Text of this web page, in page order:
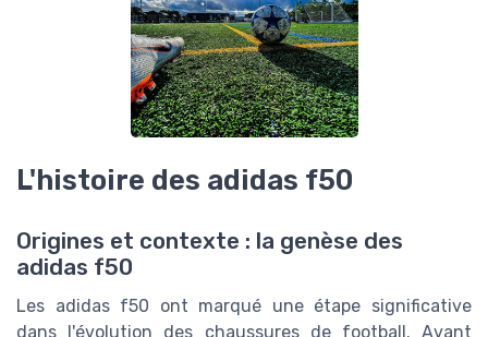
L'histoire des adidas f50
Origines et contexte : la genèse des
adidas f50
Les adidas f50 ont marqué une étape significative
dans l'évolution des chaussures de football. Avant